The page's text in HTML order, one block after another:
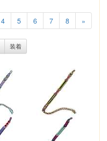
4 5 6 7 8 »
装着